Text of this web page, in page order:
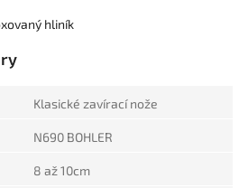
hliník
Klasické zavírací nože
N690 BOHLER
8 až 10cm